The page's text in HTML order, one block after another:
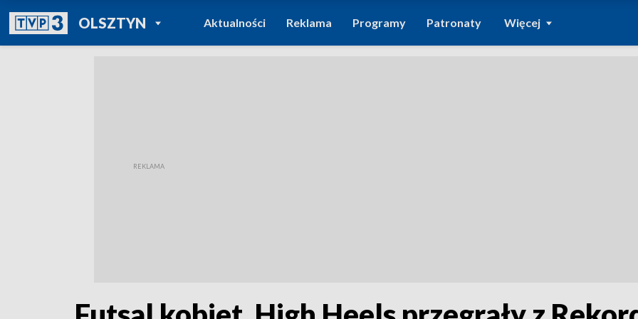
OLSZTYNPOWRÓT DO
TVP REGIONY
Aktualności Reklama Programy Patronaty Więcej